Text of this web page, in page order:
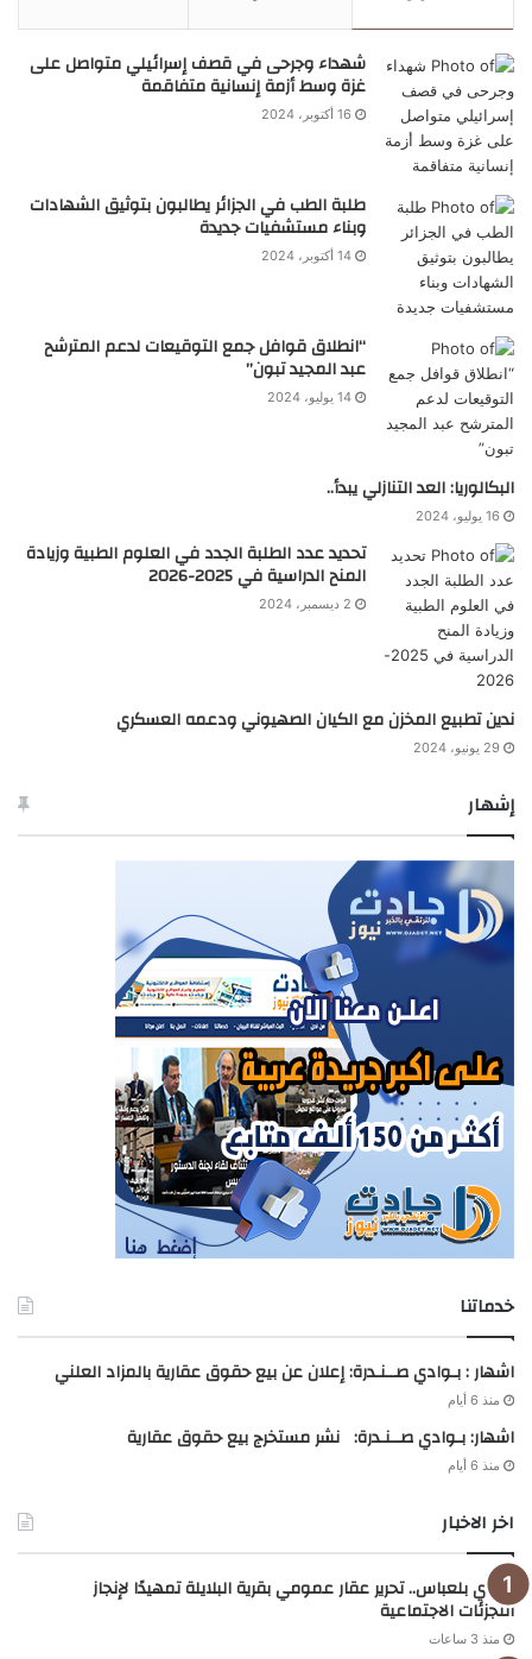
شهداء وجرحى في قصف إسرائيلي متواصل على
غزة وسط أزمة إنسانية متفاقمة
16 أكتوبر، 2024
طلبة الطب في الجزائر يطالبون بتوثيق الشهادات
وبناء مستشفيات جديدة
14 أكتوبر، 2024
“انطلاق قوافل جمع التوقيعات لدعم المترشح
عبد المجيد تبون”
14 يوليو، 2024
البكالوريا: العد التنازلي يبدأ..
16 يوليو، 2024
تحديد عدد الطلبة الجدد في العلوم الطبية وزيادة
المنح الدراسية في 2025-2026
2 ديسمبر، 2024
ندين تطبيع المخزن مع الكيان الصهيوني ودعمه العسكري
29 يونيو، 2024
إشهار
خدماتنا
اشهار : بـوادي صــنـدرة: إعلان عن بيع حقوق عقارية بالمزاد العلني
منذ 6 أيام
اشهار: بـوادي صــنـدرة: نشر مستخرج بيع حقوق عقارية
منذ 6 أيام
اخر الاخبار
سيدي بلعباس.. تحرير عقار عمومي بقرية البلايلة تمهيدًا لإنجاز
التجزئات الاجتماعية
منذ 3 ساعات